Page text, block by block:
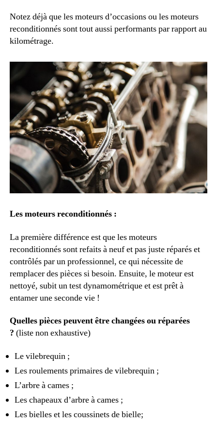
Notez déjà que les moteurs d’occasions ou les moteurs
reconditionnés sont tout aussi performants par rapport au
kilométrage.
Les moteurs reconditionnés :
La première différence est que les moteurs
reconditionnés sont refaits à neuf et pas juste réparés et
contrôlés par un professionnel, ce qui nécessite de
remplacer des pièces si besoin. Ensuite, le moteur est
nettoyé, subit un test dynamométrique et est prêt à
entamer une seconde vie !
Quelles pièces peuvent être changées ou réparées
? (liste non exhaustive)
Le vilebrequin ;
Les roulements primaires de vilebrequin ;
L’arbre à cames ;
Les chapeaux d’arbre à cames ;
Les bielles et les coussinets de bielle;